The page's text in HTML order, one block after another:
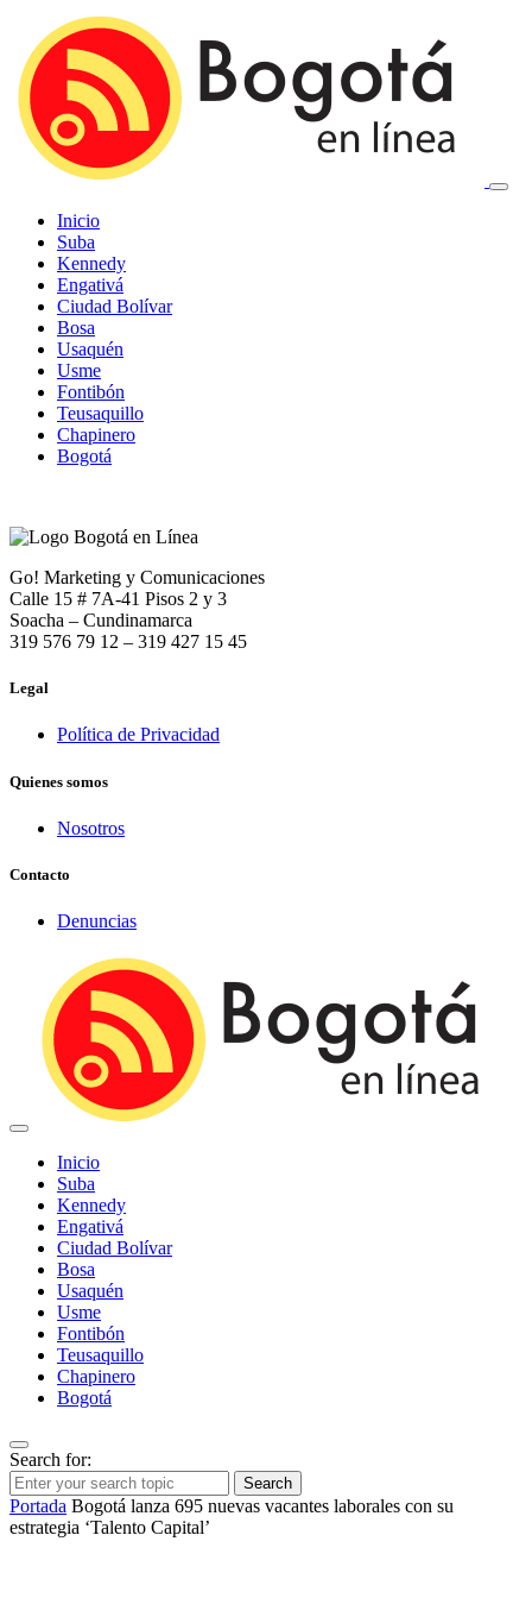
Inicio
Suba
Kennedy
Engativá
Ciudad Bolívar
Bosa
Usaquén
Usme
Fontibón
Teusaquillo
Chapinero
Bogotá
Go! Marketing y Comunicaciones
Calle 15 # 7A-41 Pisos 2 y 3
Soacha – Cundinamarca
319 576 79 12 – 319 427 15 45
Legal
Política de Privacidad
Quienes somos
Nosotros
Contacto
Denuncias
Inicio
Suba
Kennedy
Engativá
Ciudad Bolívar
Bosa
Usaquén
Usme
Fontibón
Teusaquillo
Chapinero
Bogotá
Search for:
Search
Portada Bogotá lanza 695 nuevas vacantes laborales con su
estrategia ‘Talento Capital’